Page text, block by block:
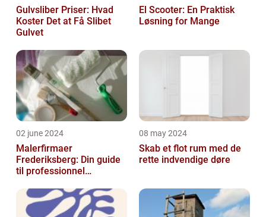
Gulvsliber Priser: Hvad
Koster Det at Få Slibet
Gulvet
El Scooter: En Praktisk
Løsning for Mange
02 june 2024
Malerfirmaer
Frederiksberg: Din guide
til professionnel
08 may 2024
Skab et flot rum med de
rette indvendige døre